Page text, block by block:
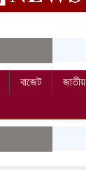
বাজেট জাতীয়